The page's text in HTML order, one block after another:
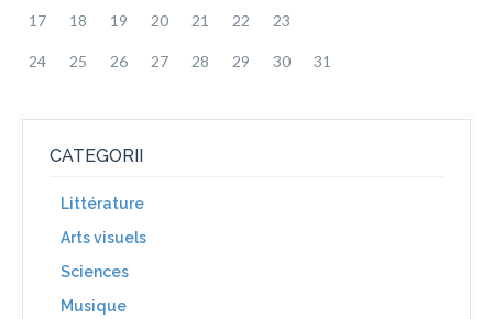
17 18 19 20 21 22 23
24 25 26 27 28 29 30 31
CATEGORII
Littérature
Arts visuels
Sciences
Musique